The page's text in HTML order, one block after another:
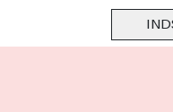
Virksomhedsoplysninger